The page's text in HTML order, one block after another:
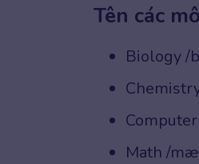
Tên các
Biology /
Computer
Math /